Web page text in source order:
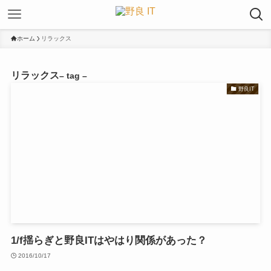
ホーム リラックス
リラックス– tag –
野良IT
1/f揺らぎと野良ITはやはり関係があった？
2016/10/17